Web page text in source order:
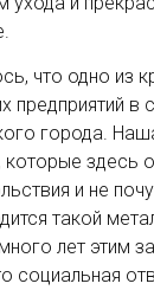
что одно из
предприятий в
города.
здесь
и не
такой
лет этим
социальная